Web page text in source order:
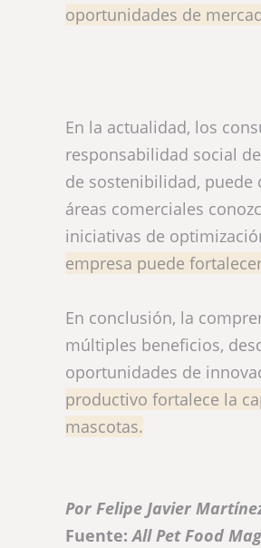
oportunidades de
En la actualidad, los
responsabilidad social
de sostenibilidad,
áreas comerciales
iniciativas de
empresa puede
En conclusión, la
múltiples beneficios,
oportunidades de
productivo fortalece la
mascotas.
Por Felipe Javier
Fuente:All Pet Food